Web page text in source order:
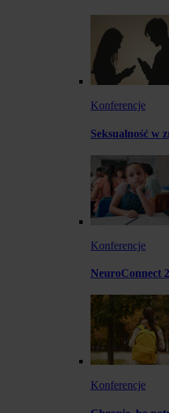
Konferencje
Seksualność w
Konferencje
NeuroConnect
Konferencje